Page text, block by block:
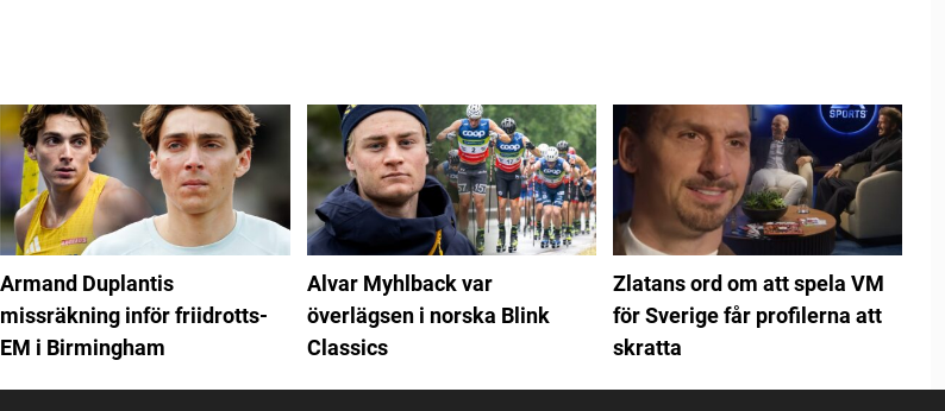
Armand Duplantis
missräkning inför friidrotts-
EM i Birmingham
Alvar Myhlback var
överlägsen i norska Blink
Classics
Zlatans ord om att spela VM
för Sverige får profilerna att
skratta